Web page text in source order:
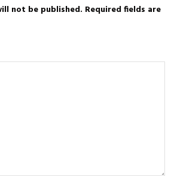
not be published. Required fields are